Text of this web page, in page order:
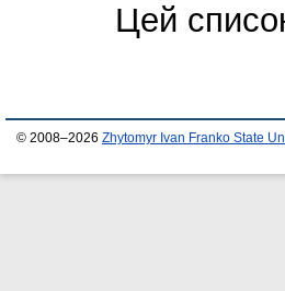
Цей
© 2008–2026 Zhytomyr Ivan Franko State